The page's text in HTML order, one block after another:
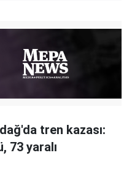
tren kazası:
73 yaralı